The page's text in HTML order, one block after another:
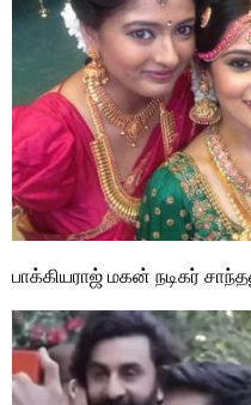
பாக்கியராஜ் மகன் நடிகர்